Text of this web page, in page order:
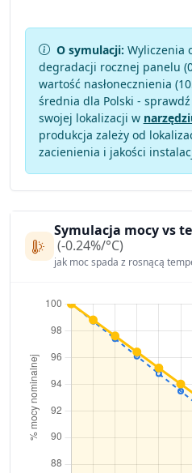
O symulacji: Wyliczenia
degradacji rocznej panelu (
wartość nasłonecznienia
średnia dla Polski -
swojej lokalizacji w
produkcja zależy od
zacienienia i jakości
Symulacja mocy vs
(-0.24%/°C)
jak moc spada z rosnącą